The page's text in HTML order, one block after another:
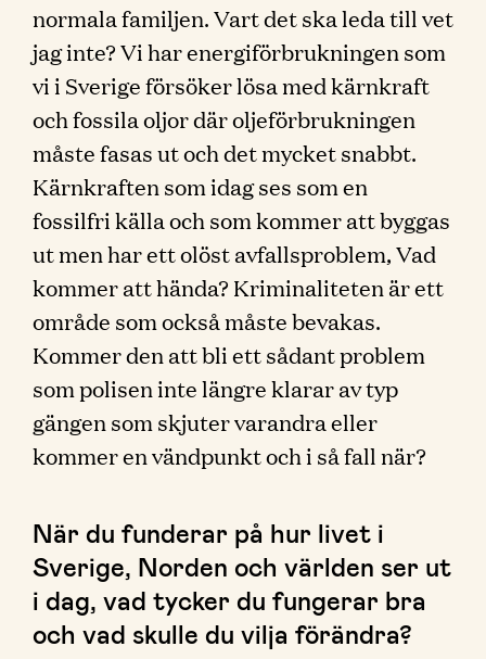
normala familjen. Vart det ska leda till vet
jag inte? Vi har energiförbrukningen som
vi i Sverige försöker lösa med kärnkraft
och fossila oljor där oljeförbrukningen
måste fasas ut och det mycket snabbt.
Kärnkraften som idag ses som en
fossilfri källa och som kommer att byggas
ut men har ett olöst avfallsproblem, Vad
kommer att hända? Kriminaliteten är ett
område som också måste bevakas.
Kommer den att bli ett sådant problem
som polisen inte längre klarar av typ
gängen som skjuter varandra eller
kommer en vändpunkt och i så fall när?
När du funderar på hur livet i
Sverige, Norden och världen ser ut
i dag, vad tycker du fungerar bra
och vad skulle du vilja förändra?